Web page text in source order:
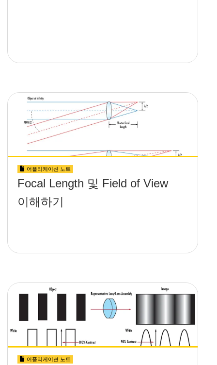
어플리케이션 노트
Focal Length 및 Field of View
이해하기
어플리케이션 노트